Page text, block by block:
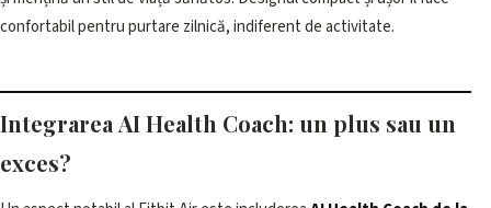
confortabil pentru purtare zilnică, indiferent de activitate.
Integrarea AI Health Coach: un plus sau un
exces?